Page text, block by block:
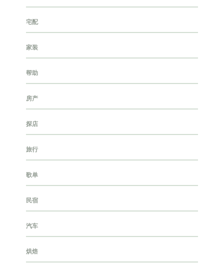
宅配
家装
帮助
房产
探店
旅行
歌单
民宿
汽车
烘焙